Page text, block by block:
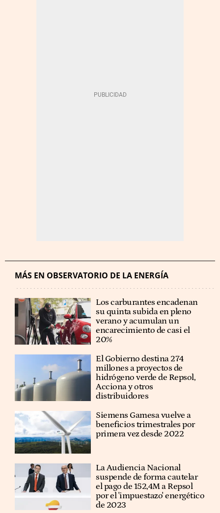
MÁS EN OBSERVATORIO DE LA ENERGÍA
Los carburantes encadenan
su quinta subida en pleno
verano y acumulan un
encarecimiento de casi el
20%
El Gobierno destina 274
millones a proyectos de
hidrógeno verde de Repsol,
Acciona y otros
distribuidores
Siemens Gamesa vuelve a
beneficios trimestrales por
primera vez desde 2022
La Audiencia Nacional
suspende de forma cautelar
el pago de 152,4M a Repsol
por el 'impuestazo' energético
de 2023